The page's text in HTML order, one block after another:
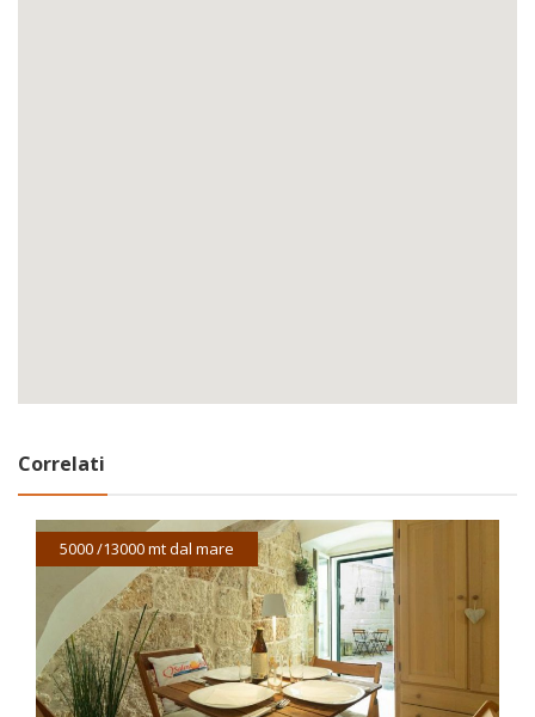
Correlati
5000 /13000 mt dal mare